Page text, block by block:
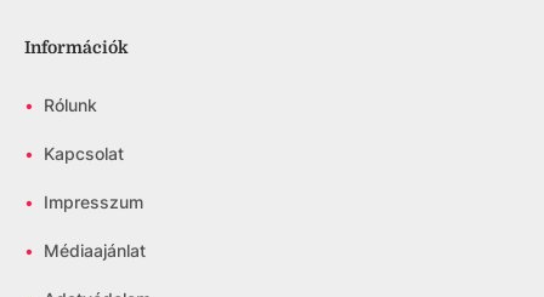
Információk
• Rólunk
• Kapcsolat
• Impresszum
• Médiaajánlat